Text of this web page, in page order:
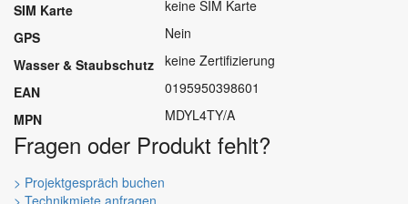
SIM Karte
keine SIM Karte
GPS
Nein
Wasser & Staubschutz keine Zertifizierung
EAN
0195950398601
MPN
MDYL4TY/A
Fragen oder Produkt fehlt?
> Projektgespräch buchen
> Technikmiete anfragen